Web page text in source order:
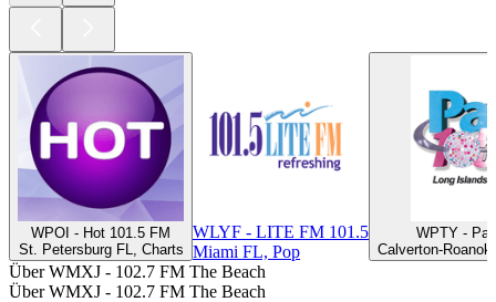
WPOI - Hot 101.5 FM
St. Petersburg FL, Charts
WLYF - LITE FM 101.5
Miami FL, Pop
WPTY -
Calverton-
Über WMXJ - 102.7 FM The Beach
Über WMXJ - 102.7 FM The Beach